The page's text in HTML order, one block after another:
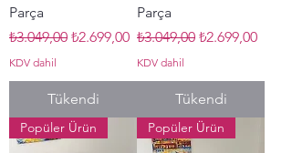
Parça
Normal Fiyat
₺3.049,00 İndirimli Fiyat
₺2.699,00
KDV dahil
Tükendi
Parça
Normal Fiyat
₺3.049,00 İndirimli Fiyat
₺2.699,00
KDV dahil
Tükendi
Popüler Ürün Popüler Ürün